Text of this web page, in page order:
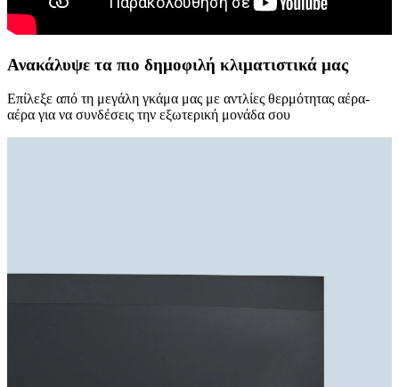
Ανακάλυψε τα πιο δημοφιλή κλιματιστικά μας
Επίλεξε από τη μεγάλη γκάμα μας με αντλίες θερμότητας αέρα-
αέρα για να συνδέσεις την εξωτερική μονάδα σου